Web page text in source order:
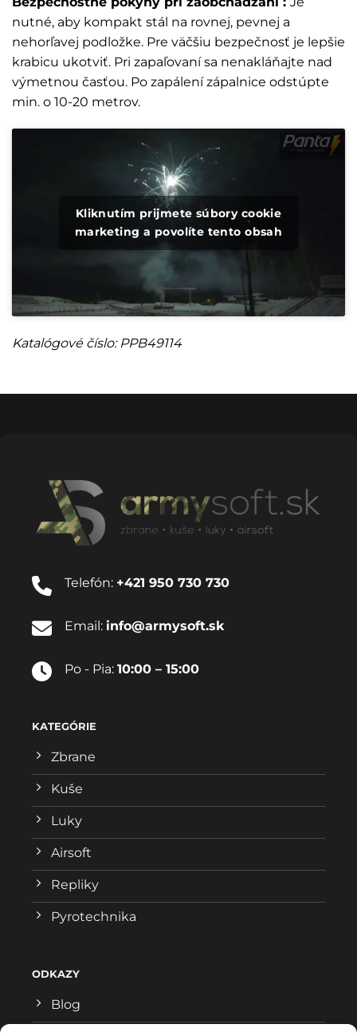
nutné, aby kompakt stál na rovnej, pevnej a
nehorľavej podložke. Pre väčšiu bezpečnosť je lepšie
krabicu ukotviť. Pri zapaľovaní sa nenakláňajte nad
výmetnou časťou. Po zapálení zápalnice odstúpte
min. o 10-20 metrov.
Kliknutím prijmete súbory cookie
marketing a povolíte tento obsah
Katalógové číslo: PPB49114
Telefón: +421 950 730 730
Email: info@armysoft.sk
Po - Pia: 10:00 – 15:00
KATEGÓRIE
Zbrane
Kuše
Luky
Airsoft
Repliky
Pyrotechnika
ODKAZY
Blog